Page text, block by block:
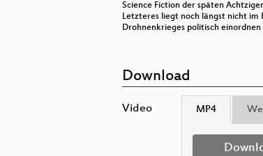
Science Fiction der späten
Letzteres liegt noch längst nicht im
Drohnenkrieges politisch
Download
Video MP4